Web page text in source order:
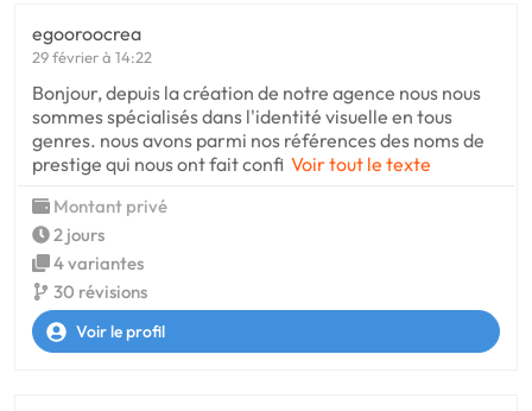
egooroocrea
29 février à 14:22
Bonjour, depuis la création de notre agence nous nous
sommes spécialisés dans l'identité visuelle en tous
genres. nous avons parmi nos références des noms de
prestige qui nous ont fait confi Voir tout le texte
Montant privé
2 jours
4 variantes
30 révisions
Voir le profil